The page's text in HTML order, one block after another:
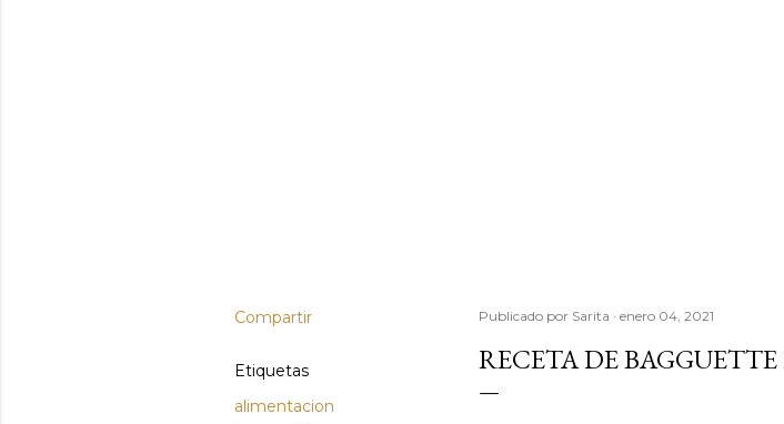
Compartir
Etiquetas
alimentacion
Publicado por Sarita enero 04, 2021
RECETA DE